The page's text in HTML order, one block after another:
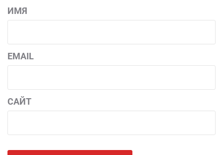
ИМЯ
EMAIL
САЙТ